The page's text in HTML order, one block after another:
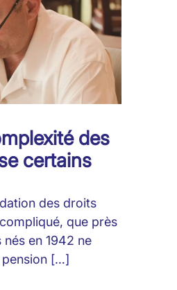
des
certains
des droits
que près
nés en 1942 ne
[…]